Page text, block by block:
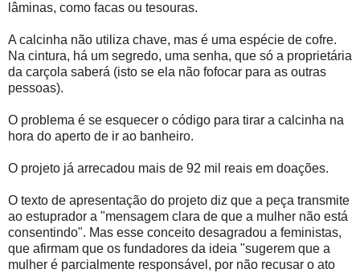
lâminas, como facas ou tesouras.
A calcinha não utiliza chave, mas é uma espécie de cofre.
Na cintura, há um segredo, uma senha, que só a proprietária
da carçola saberá (isto se ela não fofocar para as outras
pessoas).
O problema é se esquecer o código para tirar a calcinha na
hora do aperto de ir ao banheiro.
O projeto já arrecadou mais de 92 mil reais em doações.
O texto de apresentação do projeto diz que a peça transmite
ao estuprador a "mensagem clara de que a mulher não está
consentindo". Mas esse conceito desagradou a feministas,
que afirmam que os fundadores da ideia "sugerem que a
mulher é parcialmente responsável, por não recusar o ato